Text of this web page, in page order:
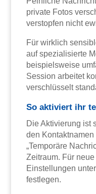
private Fotos
verstopfen nicht
Für wirklich
auf spezialisierte
beispielsweise
Session arbeitet
verschlüsselt
So aktiviert ihr
Die Aktivierung ist
den
„Temporäre
Zeitraum. Für
Einstellungen
festlegen.